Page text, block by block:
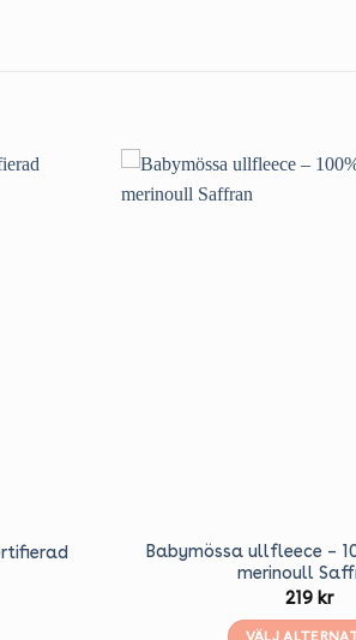
Babymössa ullfleece –
merinoull
219kr